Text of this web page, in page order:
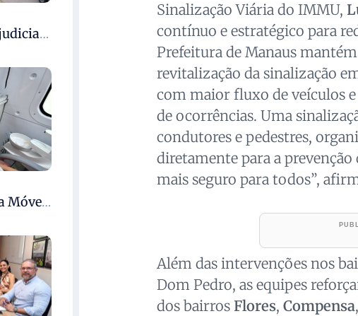
Ageman tem decisão judicial que mantém multa de R$ 273 mil à Águas de Manaus por atraso na recomposição asfáltica na Cidade de Deus, Manaus
Unidade Odontológica Móvel da Semsa inicia atendimentos a pessoas com mobilidade reduzida no Morar Melhor 13
Sinalização Viária do IMMU,
contínuo e estratégico para
Prefeitura de Manaus
revitalização da sinalização
com maior fluxo de veículos
de ocorrências. Uma
condutores e pedestres,
diretamente para a
mais seguro para todos”,
Além das intervenções nos
Dom Pedro, as equipes
dos bairros Flores, Compensa,